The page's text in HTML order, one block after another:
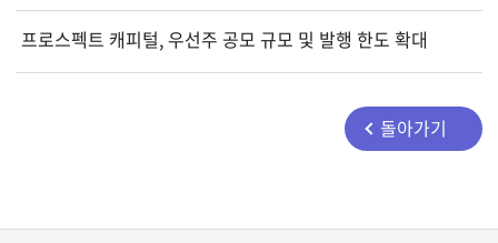
프로스펙트 캐피털, 우선주 공모 규모 및 발행 한도 확대
돌아가기